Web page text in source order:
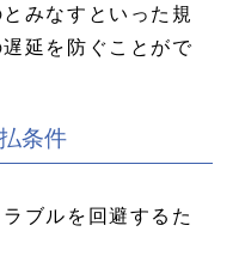
みなすといった規
延を防ぐことがで
条件
ブルを回避するた